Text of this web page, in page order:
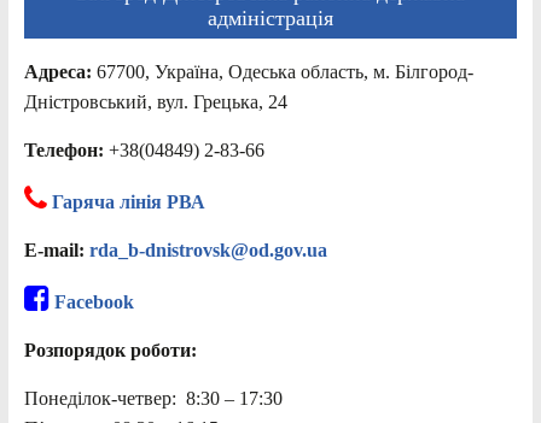
адміністрація
Адреса: 67700, Україна, Одеська область, м. Білгород-
Дністровський, вул. Грецька, 24
Телефон: +38(04849) 2-83-66
Гаряча лінія РВА
E-mail: rda_b-dnistrovsk@od.gov.ua
Facebook
Розпорядок роботи:
Понеділок-четвер: 8:30 – 17:30